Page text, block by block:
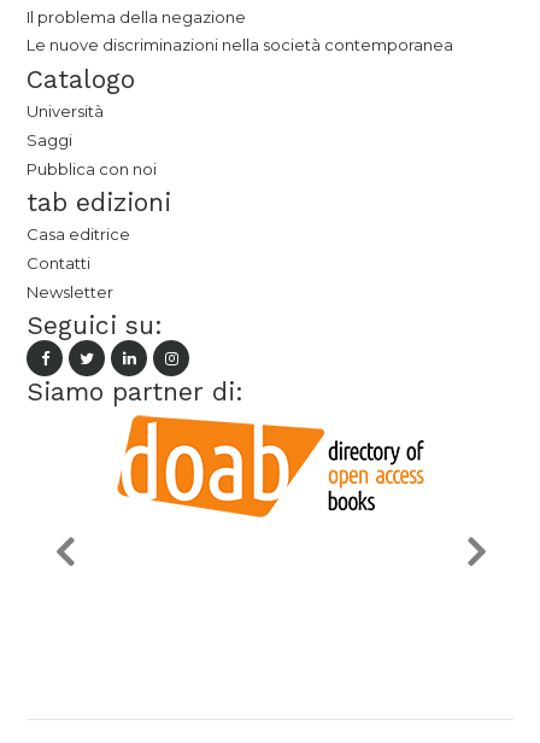
Il problema della negazione
Le nuove discriminazioni nella società contemporanea
Catalogo
Università
Saggi
Pubblica con noi
tab edizioni
Casa editrice
Contatti
Newsletter
Seguici su:
Siamo partner di: